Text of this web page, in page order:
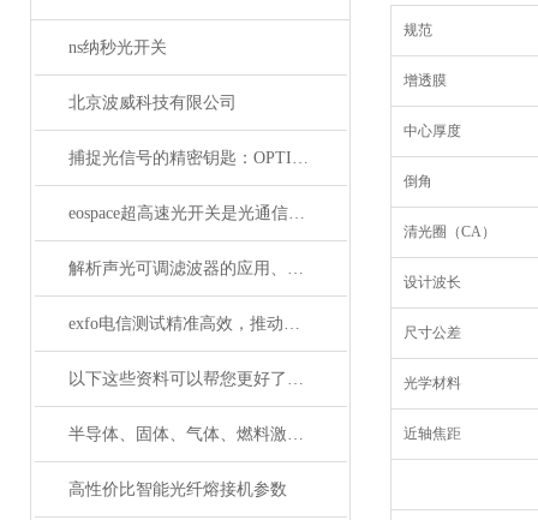
ns纳秒光开关
北京波威科技有限公司
捕捉光信号的精密钥匙：OPTILAB光电探测器解析
eospace超高速光开关是光通信领域的革新之作
解析声光可调滤波器的应用、原理以及使用特点
exfo电信测试精准高效，推动通信网络质量新标准
以下这些资料可以帮您更好了解偏振分析仪
半导体、固体、气体、燃料激光器有哪些典型应用？
高性价比智能光纤熔接机参数
规范
增透膜
中心厚度
倒角
清光圈（CA）
设计波长
尺寸公差
光学材料
近轴焦距